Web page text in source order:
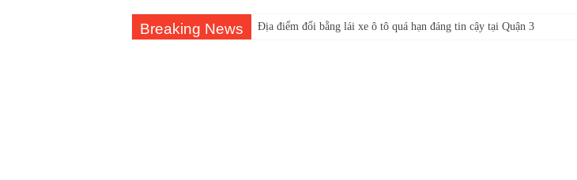
Breaking News Địa điểm đổi bằng lái xe ô tô quá hạn đáng tin cậy tại Quận 3